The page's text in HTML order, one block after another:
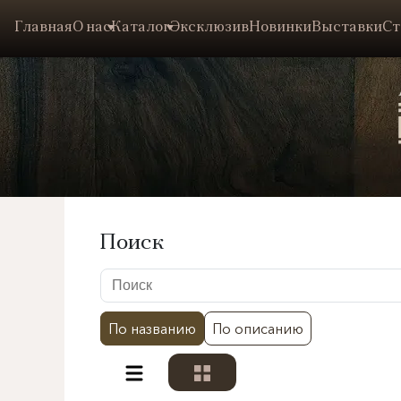
ГлавнаяО насКаталогЭксклюзивНовинкиВыставки
Поиск
По названию По описанию
Разделы